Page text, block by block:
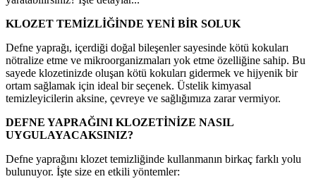
KLOZET TEMİZLİĞİNDE YENİ BİR SOLUK
Defne yaprağı, içerdiği doğal bileşenler sayesinde kötü kokuları
nötralize etme ve mikroorganizmaları yok etme özelliğine sahip. Bu
sayede klozetinizde oluşan kötü kokuları gidermek ve hijyenik bir
ortam sağlamak için ideal bir seçenek. Üstelik kimyasal
temizleyicilerin aksine, çevreye ve sağlığımıza zarar vermiyor.
DEFNE YAPRAĞINI KLOZETİNİZE NASIL
UYGULAYACAKSINIZ?
Defne yaprağını klozet temizliğinde kullanmanın birkaç farklı yolu
bulunuyor. İşte size en etkili yöntemler: